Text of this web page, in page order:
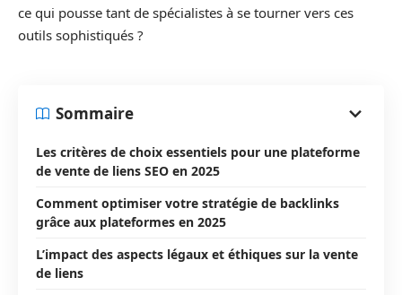
ce qui pousse tant de spécialistes à se tourner vers ces
outils sophistiqués ?
Sommaire
Les critères de choix essentiels pour une plateforme
de vente de liens SEO en 2025
Comment optimiser votre stratégie de backlinks
grâce aux plateformes en 2025
L’impact des aspects légaux et éthiques sur la vente
de liens